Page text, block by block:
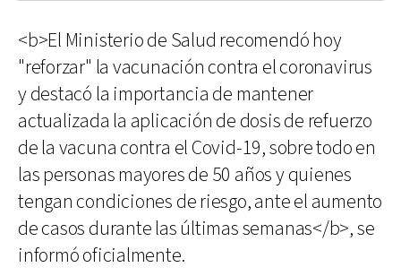
<b>El Ministerio de Salud recomendó hoy
"reforzar" la vacunación contra el coronavirus
y destacó la importancia de mantener
actualizada la aplicación de dosis de refuerzo
de la vacuna contra el Covid-19, sobre todo en
las personas mayores de 50 años y quienes
tengan condiciones de riesgo, ante el aumento
de casos durante las últimas semanas</b>, se
informó oficialmente.